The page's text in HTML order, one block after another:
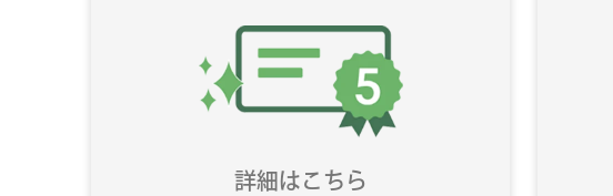
詳細はこちら